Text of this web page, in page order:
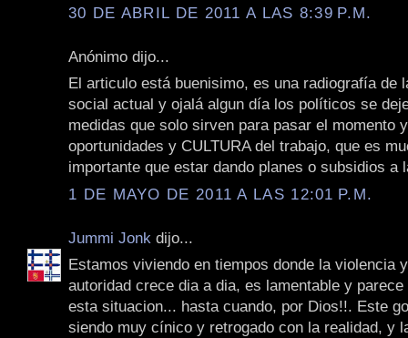
30 DE ABRIL DE 2011 A LAS 8:39 P.M.
Anónimo dijo...
El articulo está buenisimo, es una radiografía de
social actual y ojalá algun día los políticos se
medidas que solo sirven para pasar el momento
oportunidades y CULTURA del trabajo, que es
importante que estar dando planes o subsidios a
1 DE MAYO DE 2011 A LAS 12:01 P.M.
Jummi Jonk dijo...
Estamos viviendo en tiempos donde la violencia
autoridad crece dia a dia, es lamentable y
esta situacion... hasta cuando, por Dios!!. Este
siendo muy cínico y retrogado con la realidad, y